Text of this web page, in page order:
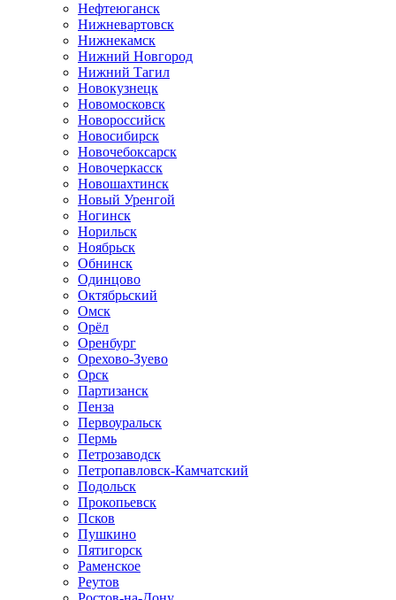
Нефтеюганск
Нижневартовск
Нижнекамск
Нижний Новгород
Нижний Тагил
Новокузнецк
Новомосковск
Новороссийск
Новосибирск
Новочебоксарск
Новочеркасск
Новошахтинск
Новый Уренгой
Ногинск
Норильск
Ноябрьск
Обнинск
Одинцово
Октябрьский
Омск
Орёл
Оренбург
Орехово-Зуево
Орск
Партизанск
Пенза
Первоуральск
Пермь
Петрозаводск
Петропавловск-Камчатский
Подольск
Прокопьевск
Псков
Пушкино
Пятигорск
Раменское
Реутов